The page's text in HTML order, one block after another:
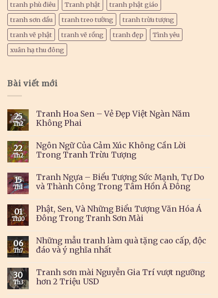
tranh phù điêu
Tranh phật
tranh phật giáo
tranh sơn dầu
tranh treo tường
tranh trừu tượng
tranh vẽ phật
tranh vẽ rồng tranh đẹp
Tình yêu
xuân hạ thu đông
Bài viết mới
25
Th2
Tranh Hoa Sen – Vẻ Đẹp Việt Ngàn Năm
Không Phai
22
Th2
Ngôn Ngữ Của Cảm Xúc Không Cần Lời
Trong Tranh Trừu Tượng
15
Th1
Tranh Ngựa – Biểu Tượng Sức Mạnh, Tự Do
và Thành Công Trong Tâm Hồn Á Đông
01
Th10
Phật, Sen, Và Những Biểu Tượng Văn Hóa Á
Đông Trong Tranh Sơn Mài
06
Th7
Những mẫu tranh làm quà tặng cao cấp, độc
đáo và ý nghĩa nhất
30
Th3
Tranh sơn mài Nguyễn Gia Trí vượt ngưỡng
hơn 2 Triệu USD